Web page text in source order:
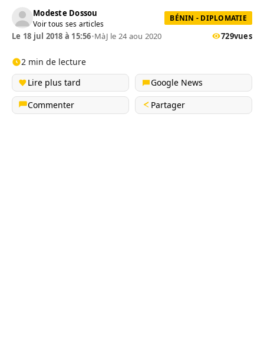
Modeste Dossou
Voir tous ses articles
BÉNIN - DIPLOMATIE
Le 18 jul 2018 à 15:56•MàJ le 24 aou 2020 729vues
2 min de lecture
Lire plus tard
Google News
Commenter
Partager